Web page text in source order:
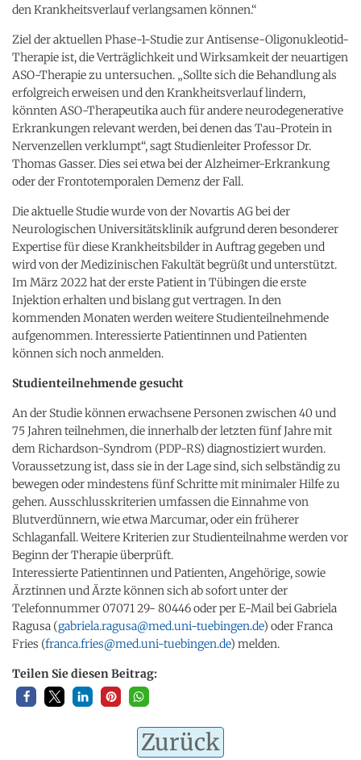
den Krankheitsverlauf verlangsamen können.“
Ziel der aktuellen Phase-1-Studie zur Antisense-Oligonukleotid-
Therapie ist, die Verträglichkeit und Wirksamkeit der neuartigen
ASO-Therapie zu untersuchen. „Sollte sich die Behandlung als
erfolgreich erweisen und den Krankheitsverlauf lindern,
könnten ASO-Therapeutika auch für andere neurodegenerative
Erkrankungen relevant werden, bei denen das Tau-Protein in
Nervenzellen verklumpt“, sagt Studienleiter Professor Dr.
Thomas Gasser. Dies sei etwa bei der Alzheimer-Erkrankung
oder der Frontotemporalen Demenz der Fall.
Die aktuelle Studie wurde von der Novartis AG bei der
Neurologischen Universitätsklinik aufgrund deren besonderer
Expertise für diese Krankheitsbilder in Auftrag gegeben und
wird von der Medizinischen Fakultät begrüßt und unterstützt.
Im März 2022 hat der erste Patient in Tübingen die erste
Injektion erhalten und bislang gut vertragen. In den
kommenden Monaten werden weitere Studienteilnehmende
aufgenommen. Interessierte Patientinnen und Patienten
können sich noch anmelden.
Studienteilnehmende gesucht
An der Studie können erwachsene Personen zwischen 40 und
75 Jahren teilnehmen, die innerhalb der letzten fünf Jahre mit
dem Richardson-Syndrom (PDP-RS) diagnostiziert wurden.
Voraussetzung ist, dass sie in der Lage sind, sich selbständig zu
bewegen oder mindestens fünf Schritte mit minimaler Hilfe zu
gehen. Ausschlusskriterien umfassen die Einnahme von
Blutverdünnern, wie etwa Marcumar, oder ein früherer
Schlaganfall. Weitere Kriterien zur Studienteilnahme werden vor
Beginn der Therapie überprüft.
Interessierte Patientinnen und Patienten, Angehörige, sowie
Ärztinnen und Ärzte können sich ab sofort unter der
Telefonnummer 07071 29- 80446 oder per E-Mail bei Gabriela
Ragusa (gabriela.ragusa@med.uni-tuebingen.de) oder Franca
Fries (franca.fries@med.uni-tuebingen.de) melden.
Teilen Sie diesen Beitrag:
Zurück